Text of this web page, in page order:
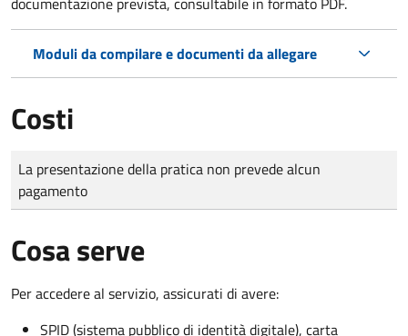
Moduli da compilare e documenti da allegare
Costi
Tipo di pagamento
Importo
La presentazione della pratica non prevede alcun
pagamento
Cosa serve
Per accedere al servizio, assicurati di avere:
SPID (sistema pubblico di identità digitale), carta